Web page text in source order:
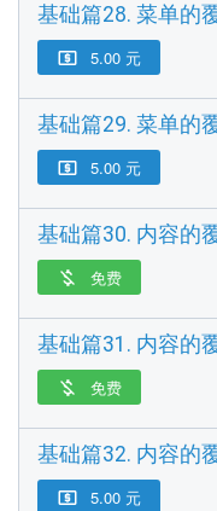
基础篇28. 菜单的
 5.00 元
基础篇29. 菜单的
 5.00 元
基础篇30. 内容的
 免费
基础篇31. 内容的
 免费
基础篇32. 内容的
 5.00 元